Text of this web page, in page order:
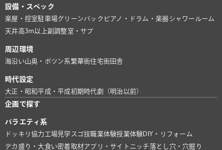
設備・スペック
楽屋・控室駐車場グリーンバック ピアノ・ドラム・楽器シャワールーム
天井高3m以上副調整室・サブ
周辺環境
海沿い山奥・ポツン系繁華街住宅街田舎
時代設定
大正・昭和平成・平成初期時代劇（明治以前）
企画で探す
バラエティ系
ドッキリ協力 工場見学 スゴ技職業体験授業体験DIY・リフォーム
デカ盛り・大食い密着取材アプリ・サイト ニッチ落とし穴・穴掘り